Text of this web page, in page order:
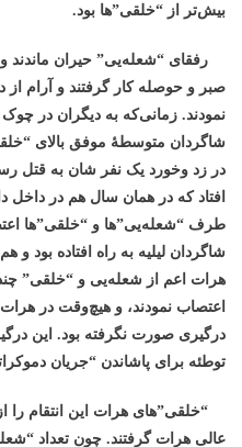
بیش‌تر از “خلقی”ها بود.
رفقای “شعله‌یی” حیران ماندند
صبر و حوصله کار گرفتند و آرام
نمودند. زمانی‌که به دیگران در
شاگردان متوسطۀ موفق بالای
در زد وخورد یک نفر شان به قتل
افتاد ‌که در همان سال هم در داخل
طرف “شعله‌یی”ها و “خلقی”ها
شاگردان لیلیه به راه افتاده بود
هرات اعم از شعله‌یی و “خلقی”
اعتصاب نمودند، و هیچ‌وقت در
درگیری صورت نگرفته بود. این
توطئه برای پاشاندن “جریان
“خلقی”های هرات این انتقام را
عالی هرات گرفتند. چون تعداد